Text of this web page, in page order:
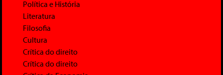
Política e História
Literatura
Filosofia
Cultura
Crítica do direito
Crítica do direito